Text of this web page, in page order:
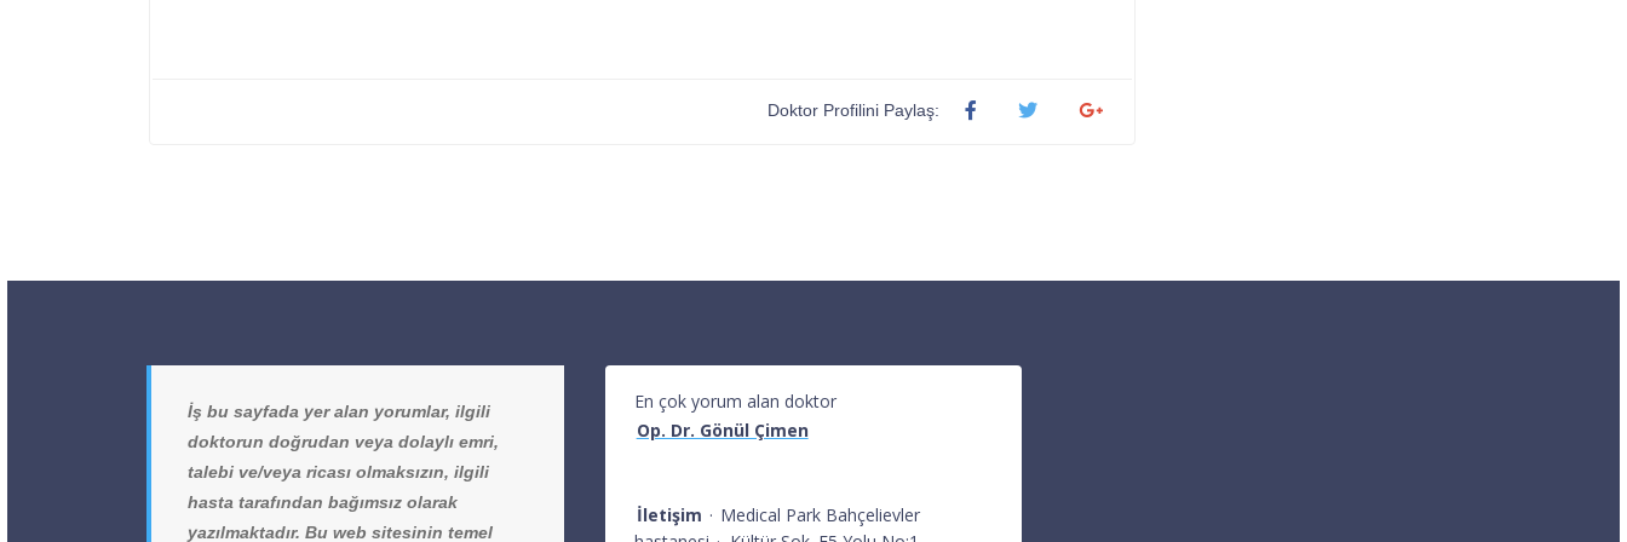
Doktor Profilini Paylaş:
İş bu sayfada yer alan yorumlar, ilgili
doktorun doğrudan veya dolaylı emri,
talebi ve/veya ricası olmaksızın, ilgili
hasta tarafından bağımsız olarak
yazılmaktadır. Bu web sitesinin temel
En çok yorum alan doktor
Op. Dr. Gönül Çimen
İletişim · Medical Park Bahçelievler